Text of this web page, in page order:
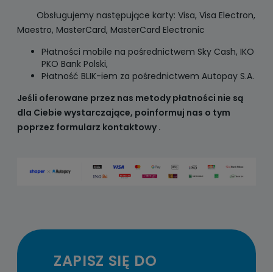
Obsługujemy następujące karty: Visa, Visa Electron,
Maestro, MasterCard, MasterCard Electronic
Płatności mobile na pośrednictwem Sky Cash, IKO
PKO Bank Polski,
Płatność BLIK-iem za pośrednictwem Autopay S.A.
Jeśli oferowane przez nas metody płatności nie są
dla Ciebie wystarczające, poinformuj nas o tym
poprzez formularz kontaktowy .
ZAPISZ SIĘ DO